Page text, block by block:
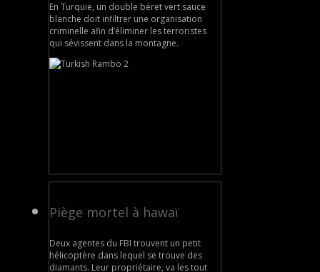
En Turquie, un double béret vert sauce
blanche doit infiltrer une organisation
criminelle afin d’éliminer les terroristes
qui sévissent dans la montagne.
Piège mortel à hawaï
Deux agentes du FBI trouvent un petit
hélicoptère dans lequel se trouve des
diamants. Leur propriétaire, va les tout